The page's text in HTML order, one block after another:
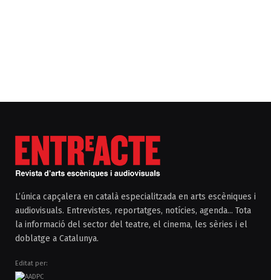
L’única capçalera en català especialitzada en arts escèniques i
audiovisuals. Entrevistes, reportatges, notícies, agenda... Tota
la informació del sector del teatre, el cinema, les sèries i el
doblatge a Catalunya.
Editat per: